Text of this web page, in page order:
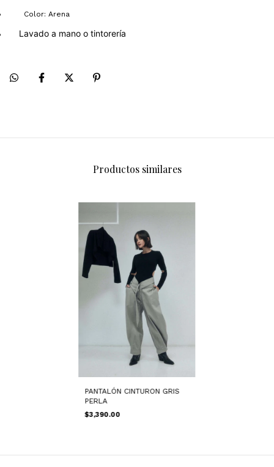
Color: Arena
Lavado a mano o tintorería
Productos similares
PANTALÓN CINTURON GRIS
PERLA
$3,390.00